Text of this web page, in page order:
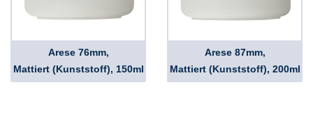
Arese 76mm,
Mattiert (Kunststoff), 150ml
Arese 87mm,
Mattiert (Kunststoff), 200ml